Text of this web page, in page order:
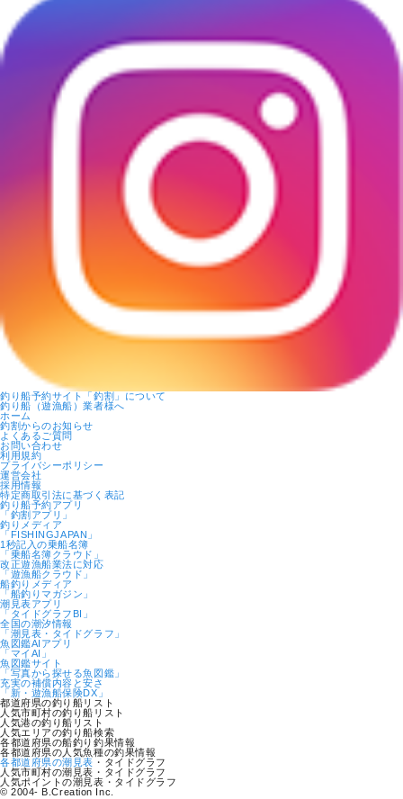
釣り船予約サイト「釣割」について
釣り船（遊漁船）業者様へ
ホーム
釣割からのお知らせ
よくあるご質問
お問い合わせ
利用規約
プライバシーポリシー
運営会社
採用情報
特定商取引法に基づく表記
釣り船予約アプリ
「釣割アプリ」
釣りメディア
「FISHINGJAPAN」
1秒記入の乗船名簿
「乗船名簿クラウド」
改正遊漁船業法に対応
「遊漁船クラウド」
船釣りメディア
「船釣りマガジン」
潮見表アプリ
「タイドグラフBI」
全国の潮汐情報
「潮見表・タイドグラフ」
魚図鑑AIアプリ
「マイAI」
魚図鑑サイト
「写真から探せる魚図鑑」
充実の補償内容と安さ
「新・遊漁船保険DX」
都道府県の釣り船リスト
人気市町村の釣り船リスト
人気港の釣り船リスト
人気エリアの釣り船検索
各都道府県の船釣り釣果情報
各都道府県の人気魚種の釣果情報
各都道府県の潮見表 ・タイドグラフ
人気市町村の潮見表・タイドグラフ
人気ポイントの潮見表・タイドグラフ
© 2004- B.Creation Inc.